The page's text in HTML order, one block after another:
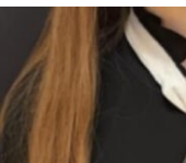
czytam” –
w Kolnie
29